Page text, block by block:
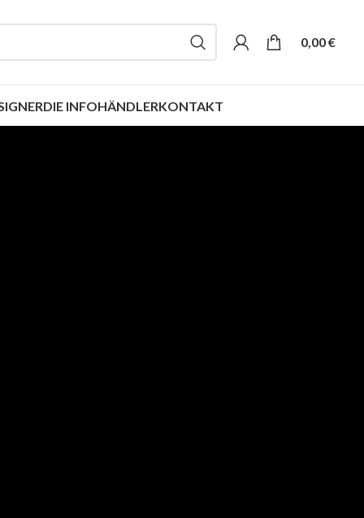
0,00€
DIE INFOHÄNDLERKONTAKT